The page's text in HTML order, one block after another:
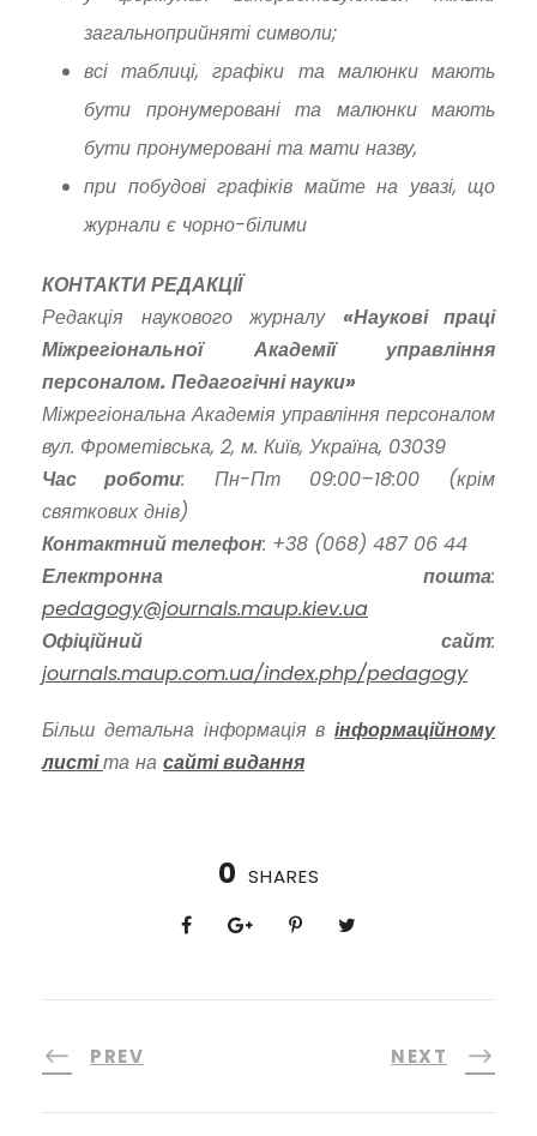
загальноприйняті символи;
всі таблиці, графіки та малюнки мають
бути пронумеровані та малюнки мають
бути пронумеровані та мати назву,
при побудові графіків майте на увазі, що
журнали є чорно-білими
КОНТАКТИ РЕДАКЦІЇ
Редакція наукового журналу «Наукові праці
Міжрегіональної Академії управління
персоналом. Педагогічні науки»
Міжрегіональна Академія управління персоналом
вул. Фрометівська, 2, м. Київ, Україна, 03039
Час роботи: Пн-Пт 09:00–18:00 (крім
святкових днів)
Контактний телефон: +38 (068) 487 06 44
Електронна пошта:
pedagogy@journals.maup.kiev.ua
Офіційний сайт:
journals.maup.com.ua/index.php/pedagogy
Більш детальна інформація в інформаційному
листіта на сайті видання
0 SHARES
PREV NEXT